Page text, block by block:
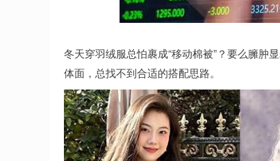
冬天穿羽绒服总怕裹成“移动棉被”？要么臃肿
体面，总找不到合适的搭配思路。
期指IC0 7730.00 -1.00 -